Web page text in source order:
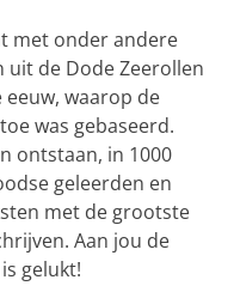
met onder andere
uit de Dode Zeerollen
waarop de
was gebaseerd.
ontstaan, in 1000
geleerden en
met de grootste
Aan jou de
gelukt!